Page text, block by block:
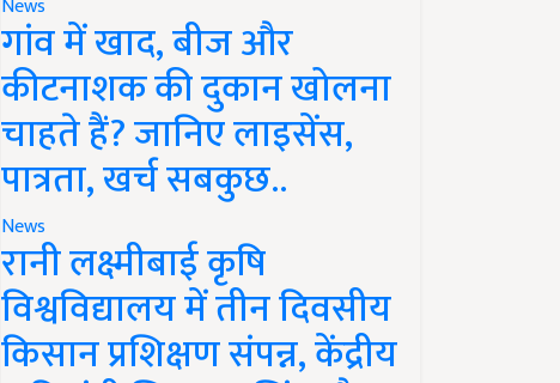
News
गांव में खाद, बीज और
कीटनाशक की दुकान खोलना
चाहते हैं? जानिए लाइसेंस,
पात्रता, खर्च सबकुछ..
News
रानी लक्ष्मीबाई कृषि
विश्वविद्यालय में तीन दिवसीय
किसान प्रशिक्षण संपन्न, केंद्रीय